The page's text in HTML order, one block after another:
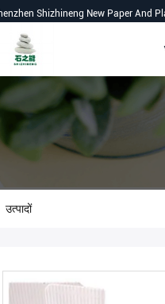
Shizhineng New Paper And
उत्पादों